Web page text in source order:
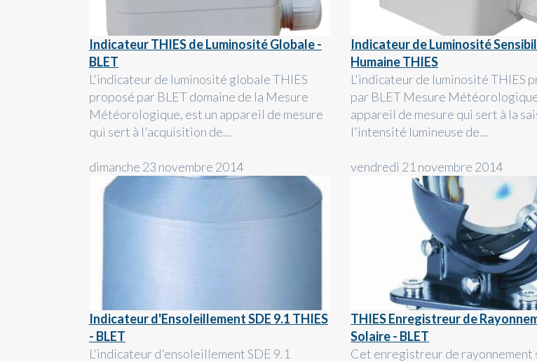
Indicateur THIES de Luminosité Globale -
BLET
L'indicateur de luminosité globale THIES
proposé par BLET domaine de la Mesure
Météorologique, est un appareil de mesure
qui sert à l'acquisition de...
dimanche 23 novembre 2014
Indicateur d'Ensoleillement SDE 9.1 THIES
- BLET
L'indicateur d'ensoleillement SDE 9.1
Indicateur de Luminosité
Humaine THIES
L'indicateur de luminosité THIES
par BLET Mesure
appareil de mesure qui sert à la
l'intensité lumineuse de...
vendredi 21 novembre 2014
THIES Enregistreur de
Solaire - BLET
Cet enregistreur de rayonnement